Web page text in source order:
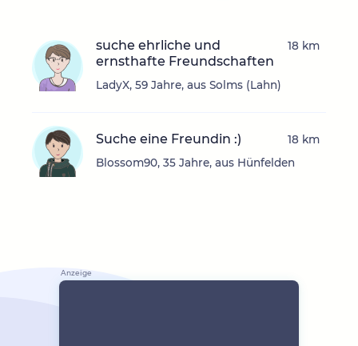
suche ehrliche und
ernsthafte Freundschaften
LadyX, 59 Jahre, aus Solms (Lahn)
18 km
Suche eine Freundin :)
Blossom90, 35 Jahre, aus Hünfelden
18 km